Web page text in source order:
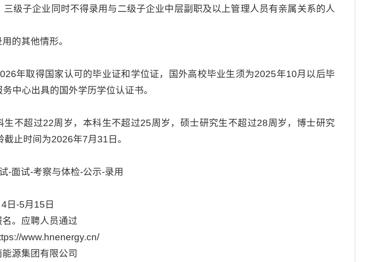
级子企业同时不得录用与二级子企业中层副职及以上管理人员有亲属关系的人
的其他情形。
年取得国家认可的毕业证和学位证，国外高校毕业生须为2025年10月以后毕
中心出具的国外学历学位认证书。
生不超过22周岁，本科生不超过25周岁，硕士研究生不超过28周岁，博士研究
止时间为2026年7月31日。
-面试-考察与体检-公示-录用
日-5月15日
。应聘人员通过
www.hnenergy.cn/
源集团有限公司